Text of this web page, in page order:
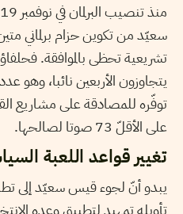
سعيّد من تكوين حزام برلماني
تشريعية تحظى بالموافقة.
يتجاوزون الأربعين نائبا، وهو
توفّره للمصادقة على مشاريع
على الأقلّ 73 صوتا لصالحها.
تغيير قواعد اللعبة
تأويله تمهيد لتطبيق وعده